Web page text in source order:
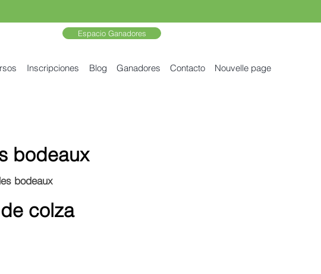
Espacio Ganadores
Inscripciones Blog Ganadores Contacto Nouvelle page
bodeaux
bodeaux
colza